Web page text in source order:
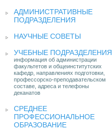
АДМИНИСТРАТИВНЫЕ
ПОДРАЗДЕЛЕНИЯ
НАУЧНЫЕ СОВЕТЫ
УЧЕБНЫЕ ПОДРАЗДЕЛЕНИЯ
информация об администрации
факультетов и общеинститутских
кафедр, направлениях подготовки,
профессорско-преподавательском
составе, адреса и телефоны
деканатов
СРЕДНЕЕ
ПРОФЕССИОНАЛЬНОЕ
ОБРАЗОВАНИЕ